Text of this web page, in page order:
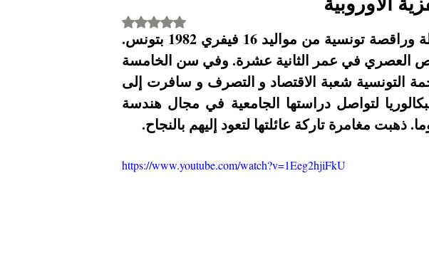
Rated NaN out of 5 stars.
ذهبت مغامرة تاركة عائلتها لتعود إليهم بالنجاح.
https://www.youtube.com/watch?v=1Eeg2hjiFkU